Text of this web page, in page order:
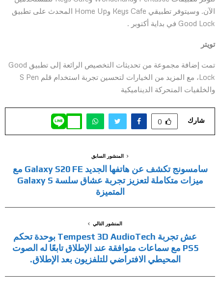
الآن. وسيتوفر تطبيقي Keys Cafe وHome Up المحدث على تطبيق
Good Lock في بداية أكتوبر .
تويتر
تمت إضافة مجموعة من تحديثات التخصيص الرائعة إلى تطبيق Good
Lock، مع المزيد من الخيارات لتحسين تجربة استخدام قلم S Pen
والخلفيات المتحركة الديناميكية
شارك 0
المنشور السابق
سامسونج تكشف عن هاتفها الجديد Galaxy S20 FE مع
ميزات متكاملة لتعزيز تجربة عشاق سلسة Galaxy S
المتميزة
المنشور التالي
عش تجربة Tempest 3D AudioTech بوحدة تحكم
PS5 مع سماعات متوافقة عند الإطلاق تابعًا له الصوت
المحيطي الافتراضي للتلفزيون بعد الإطلاق.